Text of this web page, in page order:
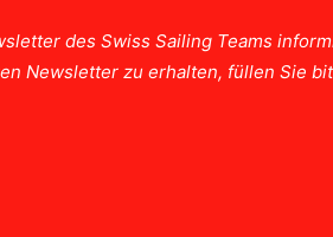
des Swiss Sailing Teams
Newsletter zu erhalten, füllen Sie